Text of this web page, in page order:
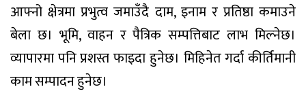
आफ्नो क्षेत्रमा प्रभुत्व जमाउँदै दाम, इनाम र प्रतिष्ठा कमाउने
बेला छ। भूमि, वाहन र पैत्रिक सम्पत्तिबाट लाभ मिल्नेछ।
व्यापारमा पनि प्रशस्त फाइदा हुनेछ। मिहिनेत गर्दा कीर्तिमानी
काम सम्पादन हुनेछ।